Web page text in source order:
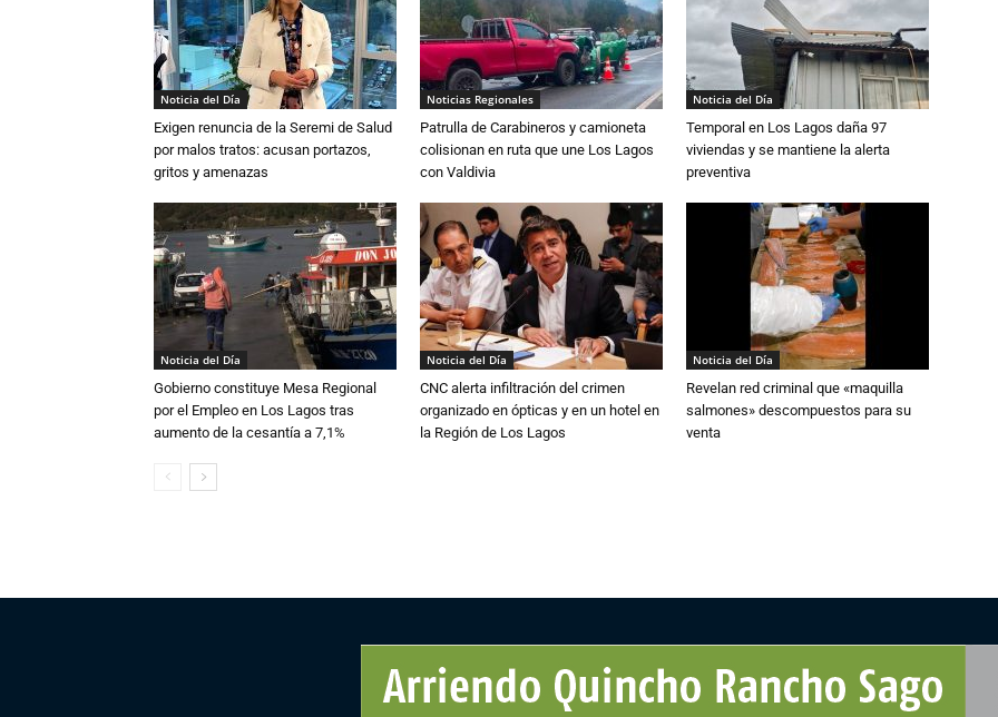
Noticia del Día
Exigen renuncia de la Seremi de Salud
por malos tratos: acusan portazos,
gritos y amenazas
Noticias Regionales
Patrulla de Carabineros y camioneta
colisionan en ruta que une Los Lagos
con Valdivia
Noticia del Día
Temporal en Los Lagos daña 97
viviendas y se mantiene la alerta
preventiva
Noticia del Día
Gobierno constituye Mesa Regional
por el Empleo en Los Lagos tras
aumento de la cesantía a 7,1%
Noticia del Día
CNC alerta infiltración del crimen
organizado en ópticas y en un hotel en
la Región de Los Lagos
Noticia del Día
Revelan red criminal que «maquilla
salmones» descompuestos para su
venta